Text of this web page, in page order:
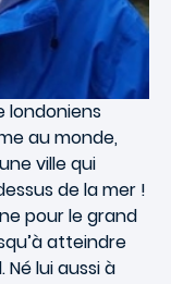
londoniens
au monde,
ville qui
de la mer !
pour le grand
atteindre
lui aussi à